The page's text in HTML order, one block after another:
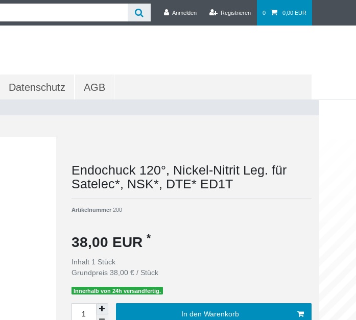
Anmelden Registrieren 0 0,00 EUR
Datenschutz AGB
Endochuck 120°, Nickel-Nitrit Leg. für
Satelec*, NSK*, DTE* ED1T
Artikelnummer 200
38,00 EUR *
Inhalt 1 Stück
Grundpreis 38,00 € / Stück
Innerhalb von 24h versandfertig.
In den Warenkorb